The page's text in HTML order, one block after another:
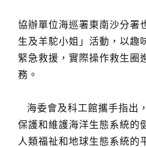
協辦單位海巡署東南沙分署
生及羊駝小姐」活動，以趣
緊急救援，實際操作救生圈
務。
海委會及科工館攜手指出
保護和維護海洋生態系統的
人類福祉和地球生態系統的